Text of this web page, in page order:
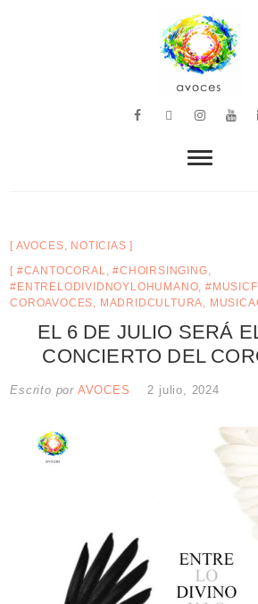
avoces
AVOCES, NOTICIAS
#CANTOCORAL,#CHOIRSINGING,
#ENTRELODIVIDNOYLOHUMANO,
COROAVOCES, MADRIDCULTURA,
EL 6 DE JULIO SERÁ
CONCIERTO DEL
Escrito por AVOCES 2 julio, 2024